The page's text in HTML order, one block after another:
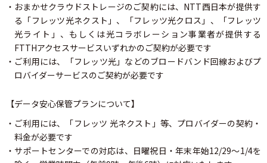
・おまかせクラウドストレージのご契約には、NTT西日本が提供す
る「フレッツ光ネクスト」、「フレッツ光クロス」、「フレッツ
光ライト」、もしくは光コラボレーション事業者が提供する
FTTHアクセスサービスいずれかのご契約が必要です
・ご利用には、「フレッツ光」などのブロードバンド回線およびプ
ロバイダーサービスのご契約が必要です
【データ安心保管プランについて】
・ご利用には、「フレッツ 光ネクスト」等、プロバイダーの契約・
料金が必要です
・サポートセンターでの対応は、日曜祝日・年末年始12/29〜1/4を